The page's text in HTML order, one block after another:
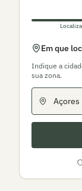
Em que
Indique a
sua zona.